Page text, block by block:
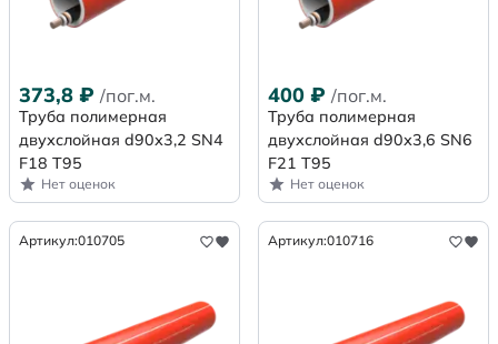
373,8 ₽ /пог.м.
Труба полимерная
двухслойная d90х3,2 SN4
F18 Т95
Нет оценок
400 ₽ /пог.м.
Труба полимерная
двухслойная d90х3,6 SN6
F21 Т95
Нет оценок
Артикул:010705 Артикул:010716